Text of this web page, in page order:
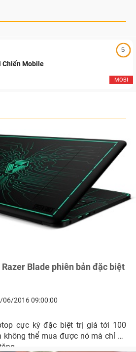
5
MOBI
Chiến Mobile
Blade phiên bản đặc biệt
06/2016 09:00:00
cực kỳ đặc biệt trị giá tới 100
thể mua được nó mà chỉ có